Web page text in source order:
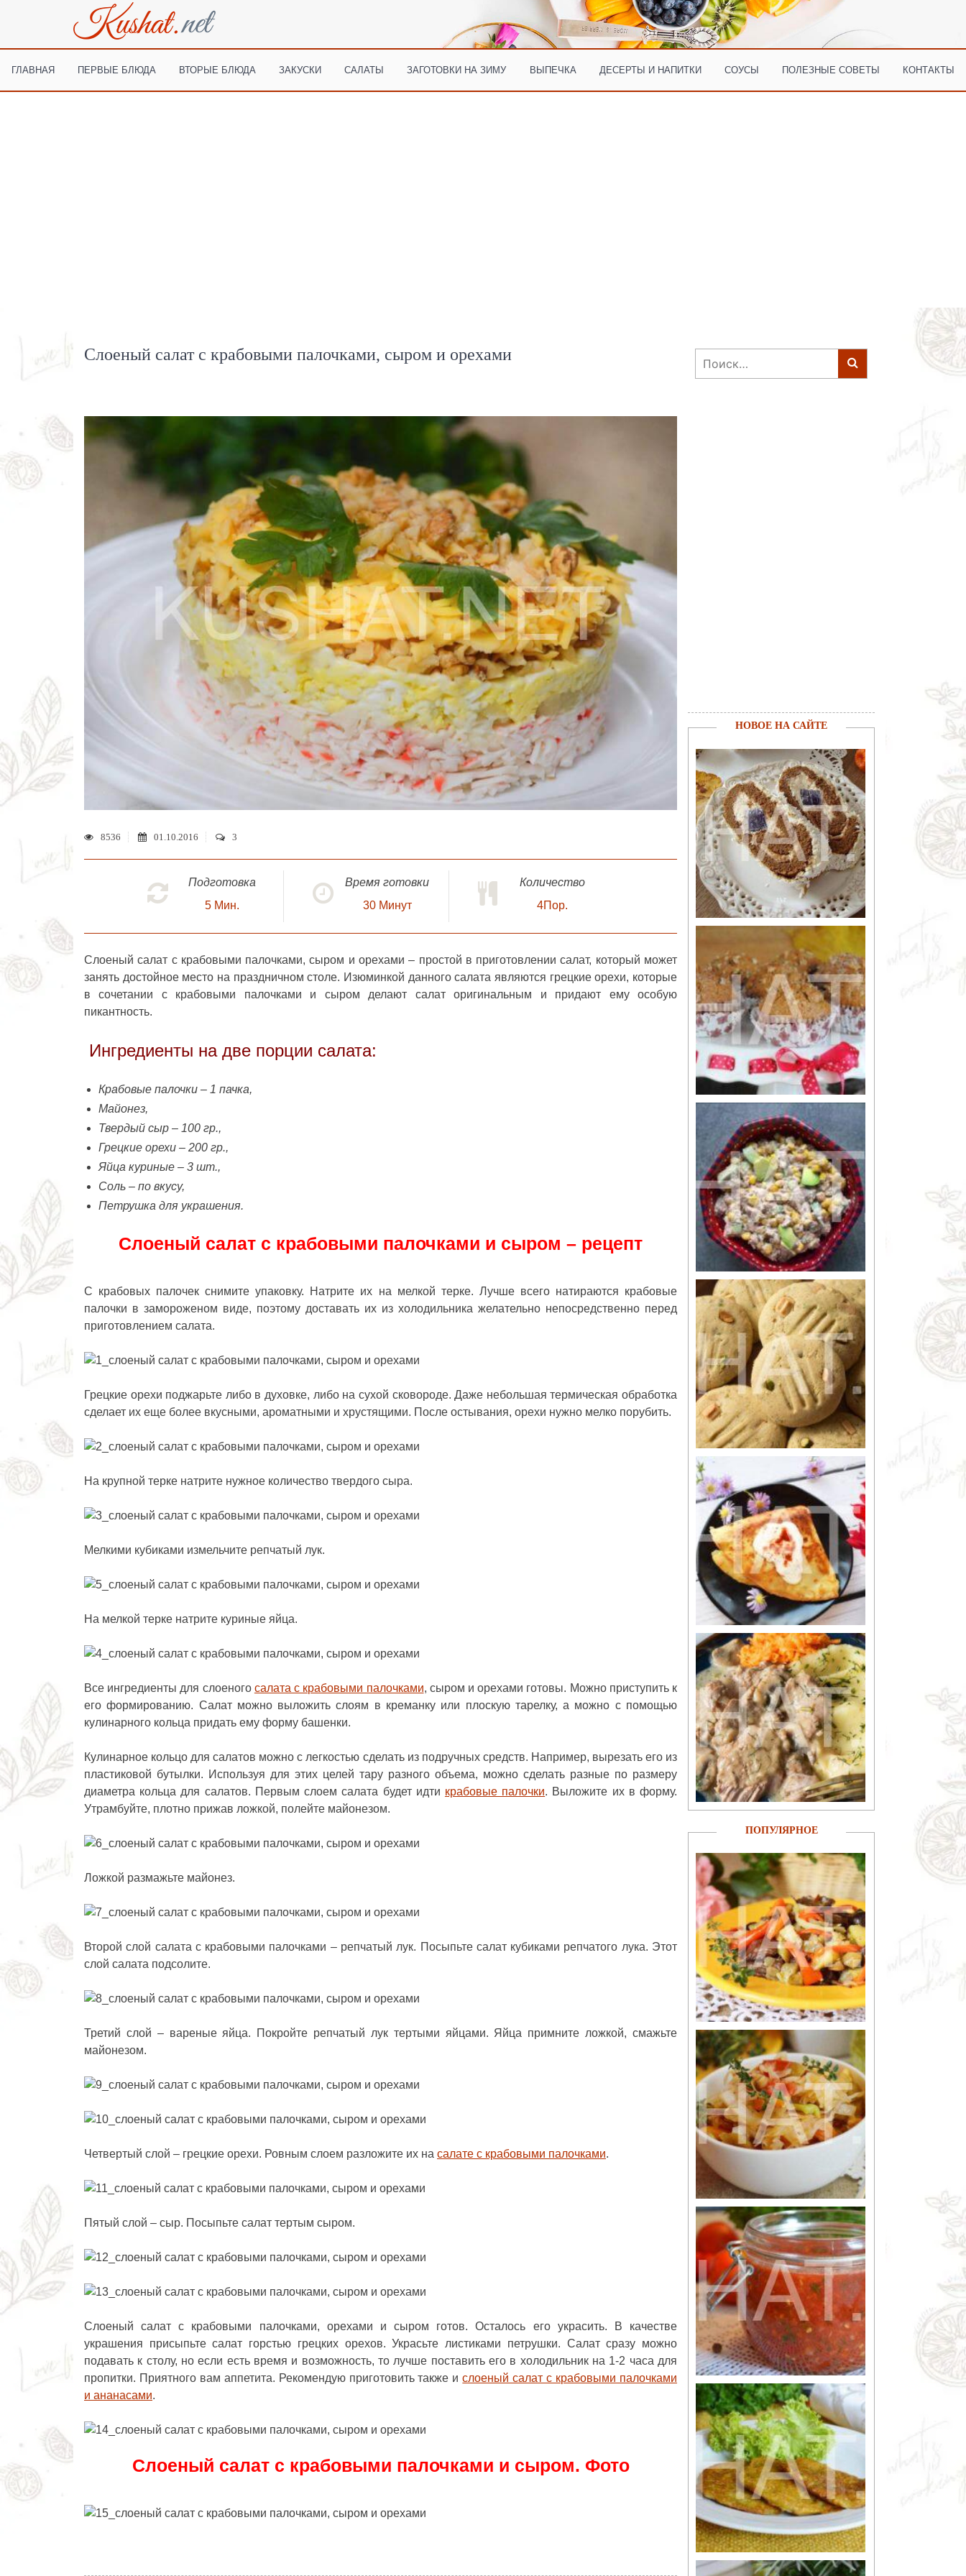
ГЛАВНАЯ ПЕРВЫЕ БЛЮДА ВТОРЫЕ БЛЮДА ЗАКУСКИ САЛАТЫ ЗАГОТОВКИ НА ЗИМУ ВЫПЕЧКА ДЕСЕРТЫ И НАПИТКИ СОУСЫ ПОЛЕЗНЫЕ СОВЕТЫ КОНТАКТЫ
Слоеный салат с крабовыми палочками, сыром и орехами
8536 01.10.2016 3
Подготовка
5 Мин.
Время готовки
30 Минут
Количество
4Пор.
Слоеный салат с крабовыми палочками, сыром и орехами – простой в приготовлении салат, который может
занять достойное место на праздничном столе. Изюминкой данного салата являются грецкие орехи, которые
в сочетании с крабовыми палочками и сыром делают салат оригинальным и придают ему особую
пикантность.
Ингредиенты на две порции салата:
Крабовые палочки – 1 пачка,
Майонез,
Твердый сыр – 100 гр.,
Грецкие орехи – 200 гр.,
Яйца куриные – 3 шт.,
Соль – по вкусу,
Петрушка для украшения.
Слоеный салат с крабовыми палочками и сыром – рецепт
С крабовых палочек снимите упаковку. Натрите их на мелкой терке. Лучше всего натираются крабовые
палочки в замороженом виде, поэтому доставать их из холодильника желательно непосредственно перед
приготовлением салата.
Грецкие орехи поджарьте либо в духовке, либо на сухой сковороде. Даже небольшая термическая обработка
сделает их еще более вкусными, ароматными и хрустящими. После остывания, орехи нужно мелко порубить.
На крупной терке натрите нужное количество твердого сыра.
Мелкими кубиками измельчите репчатый лук.
На мелкой терке натрите куриные яйца.
Все ингредиенты для слоеного салата с крабовыми палочками, сыром и орехами готовы. Можно приступить к
его формированию. Салат можно выложить слоям в креманку или плоскую тарелку, а можно с помощью
кулинарного кольца придать ему форму башенки.
Кулинарное кольцо для салатов можно с легкостью сделать из подручных средств. Например, вырезать его из
пластиковой бутылки. Используя для этих целей тару разного объема, можно сделать разные по размеру
диаметра кольца для салатов. Первым слоем салата будет идти крабовые палочки. Выложите их в форму.
Утрамбуйте, плотно прижав ложкой, полейте майонезом.
Ложкой размажьте майонез.
Второй слой салата с крабовыми палочками – репчатый лук. Посыпьте салат кубиками репчатого лука. Этот
слой салата подсолите.
Третий слой – вареные яйца. Покройте репчатый лук тертыми яйцами. Яйца примните ложкой, смажьте
майонезом.
Четвертый слой – грецкие орехи. Ровным слоем разложите их на салате с крабовыми палочками.
Пятый слой – сыр. Посыпьте салат тертым сыром.
Слоеный салат с крабовыми палочками, орехами и сыром готов. Осталось его украсить. В качестве
украшения присыпьте салат горстью грецких орехов. Украсьте листиками петрушки. Салат сразу можно
подавать к столу, но если есть время и возможность, то лучше поставить его в холодильник на 1-2 часа для
пропитки. Приятного вам аппетита. Рекомендую приготовить также ислоеный салат с крабовыми палочками
и ананасами.
Слоеный салат с крабовыми палочками и сыром. Фото
Найти:
НОВОЕ НА САЙТЕ
ПОПУЛЯРНОЕ